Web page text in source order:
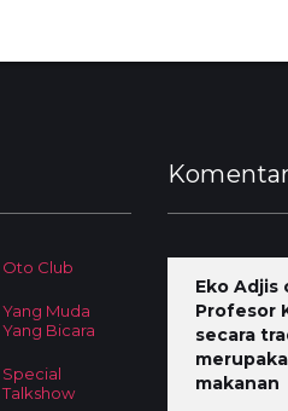
Oto Club
Yang Muda
Yang Bicara
Special
Talkshow
Eko Adjis
Profesor
secara
makanan